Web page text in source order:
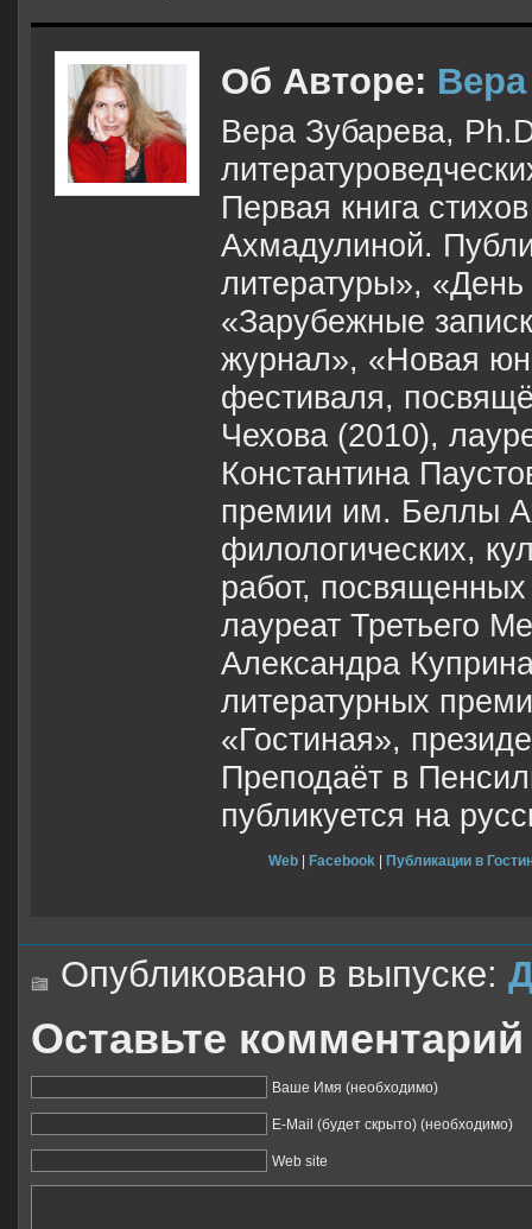
Об Авторе:
Вера Зубарева,
Первая книга
Ахмадулиной.
литературы»,
«Зарубежные
журнал», «Новая
фестиваля,
Чехова (2010),
Константина
премии им. Беллы
филологических,
работ,
лауреат Третьего
Александра
литературных
«Гостиная»,
Преподаёт в
публикуется на
Web | Facebook | Публикации в
Опубликовано в выпуске:
Оставьте комментарий
Ваше Имя (необходимо)
E-Mail (будет скрыто) (необходимо)
Web site